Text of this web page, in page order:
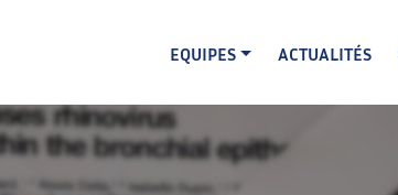
EQUIPES
ACTUALITÉS